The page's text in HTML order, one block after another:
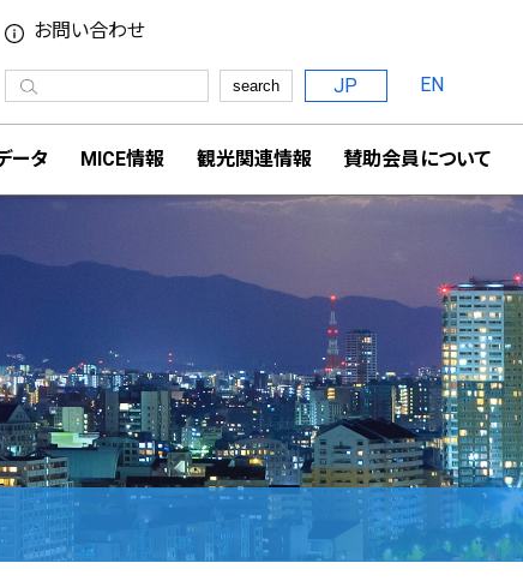
お問い合わせ
search JP EN
ータ MICE情報 観光関連情報 賛助会員について